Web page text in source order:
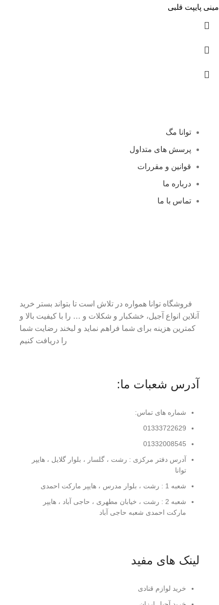
مینی پایپت قلبی
توانا مگ
پرسش های متداول
قوانین و مقررات
درباره ما
تماس با ما
فروشگاه توانا همواره در تلاش است تا بتواند بستر خرید
آنلاین انواع آجیل، خشکبار و شکلات و … را با کیفیت بالا و
کمترین هزینه برای شما فراهم نماید و لبخند رضایت شما
را دریافت کنیم
آدرس شعبات ما:
شماره های تماس:
01333722629
01332008545
آدرس دفتر مرکزی : رشت ، گلسار ، بلوار گلایل ، هایپر
توانا
شعبه 1 : رشت ، بلوار مدرس ، هایپر مارکت احمدی
شعبه 2 : رشت ، خیابان مطهری ، حاجی آباد ، هایپر
مارکت احمدی شعبه حاجی آباد
لینک های مفید
خرید لوازم قنادی